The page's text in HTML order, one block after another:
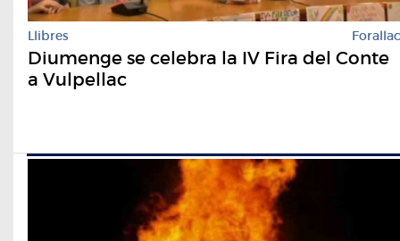
Llibres Forallac
Diumenge se celebra la IV Fira del Conte
a Vulpellac